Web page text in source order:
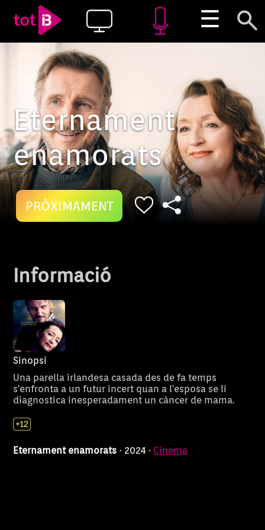
☰
Eternament
enamorats
Informació
Sinopsi
Una parella irlandesa casada des de fa temps
s'enfronta a un futur incert quan a l'esposa se li
diagnostica inesperadament un càncer de mama.
Eternament enamorats · 2024 · Cinema